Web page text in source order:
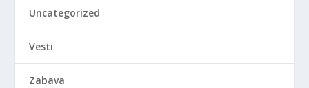
Uncategorized
Vesti
Zabava